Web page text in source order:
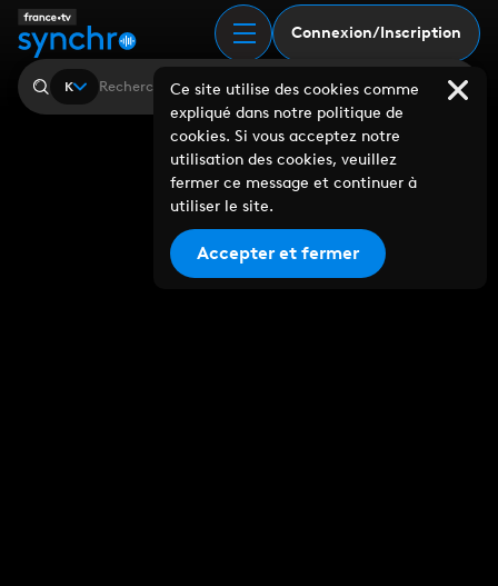
Connexion/Inscription
K
Ce site utilise des cookies comme
expliqué dans notre politique de
cookies. Si vous acceptez notre
utilisation des cookies, veuillez
fermer ce message et continuer à
utiliser le site.
Accepter et fermer